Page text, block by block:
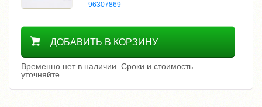
96307869
Уточнить цену
ДОБАВИТЬ В КОРЗИНУ
Временно нет в наличии. Сроки и стоимость
уточняйте.